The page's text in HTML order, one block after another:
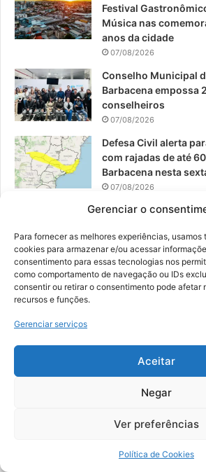
Gerenciar o
Para fornecer as melhores experiências,
cookies para armazenar e/ou acessar
consentimento para essas tecnologias nos
como comportamento de navegação ou IDs
consentir ou retirar o consentimento pode afetar
recursos e funções.
Gerenciar serviços
Aceitar
Negar
Ver preferências
Política de Cookies
k
a
Festival
Música nas
anos da cidade
07/08/2026
Conselho Municipal
Barbacena empossa
conselheiros
07/08/2026
Defesa Civil alerta
com rajadas de até
Barbacena nesta
07/08/2026
EPCAR tem a melhor
06/08/2026
© 2026, Todos os direitos reservados |
Digital Business| Hospedado por:
Fale Conosco
Sobre Nós
Política de Segurança e Privacidade
Facebook
YouTube
Copy Protected by